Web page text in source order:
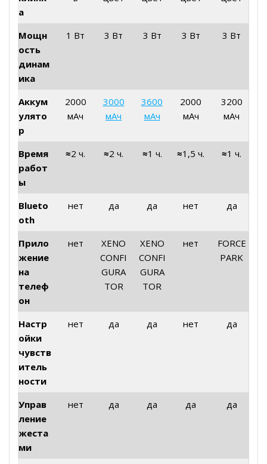
а
Мощн
ость
динам
ика
1 Вт 3 Вт 3 Вт 3 Вт 3 Вт
Аккум
улято
р
2000
мАч
3000
мАч
3600
мАч
2000
мАч
3200
мАч
Время
работ
ы
≈2 ч. ≈2 ч. ≈1 ч. ≈1,5 ч. ≈1 ч.
Blueto
oth
нет да да нет да
Прило
жение
на
телеф
он
нет
XENO
CONFI
GURA
TOR
XENO
CONFI
GURA
TOR
нет
FORCE
PARK
Настр
ойки
чувств
итель
ности
нет да да нет да
Управ
ление
жеста
ми
нет да да да да